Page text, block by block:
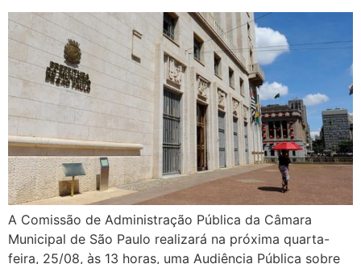
A Comissão de Administração Pública da Câmara
Municipal de São Paulo realizará na próxima quarta-
feira, 25/08, às 13 horas, uma Audiência Pública sobre